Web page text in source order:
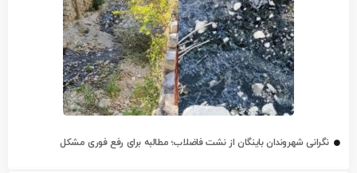
نگرانی شهروندان باینگان از نشت فاضلاب؛ مطالبه برای رفع فوری مشکل